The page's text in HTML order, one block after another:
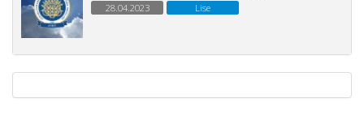
28.04.2023 Lise